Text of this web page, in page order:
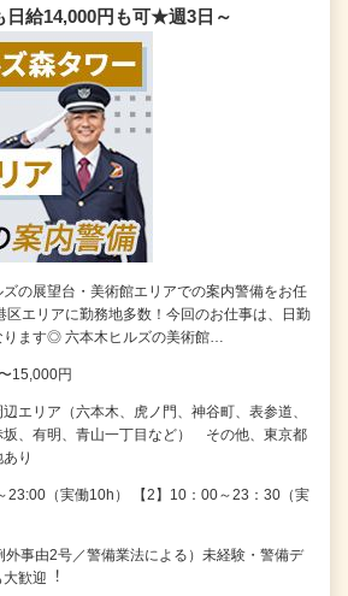
日給14,000円も可★週3日～
ズの展望台・美術館エリアでの案内警備をお任
区エリアに勤務地多数！今回のお仕事は、日勤
ります◎ 六本木ヒルズの美術館…
15,000円
エリア（六本木、虎ノ門、神谷町、表参道、
坂、有明、青山一丁目など） その他、東京都
り
23:00（実働10h） 【2】10：00～23：30（実
外事由2号／警備業法による）未経験・警備デ
歓迎︕